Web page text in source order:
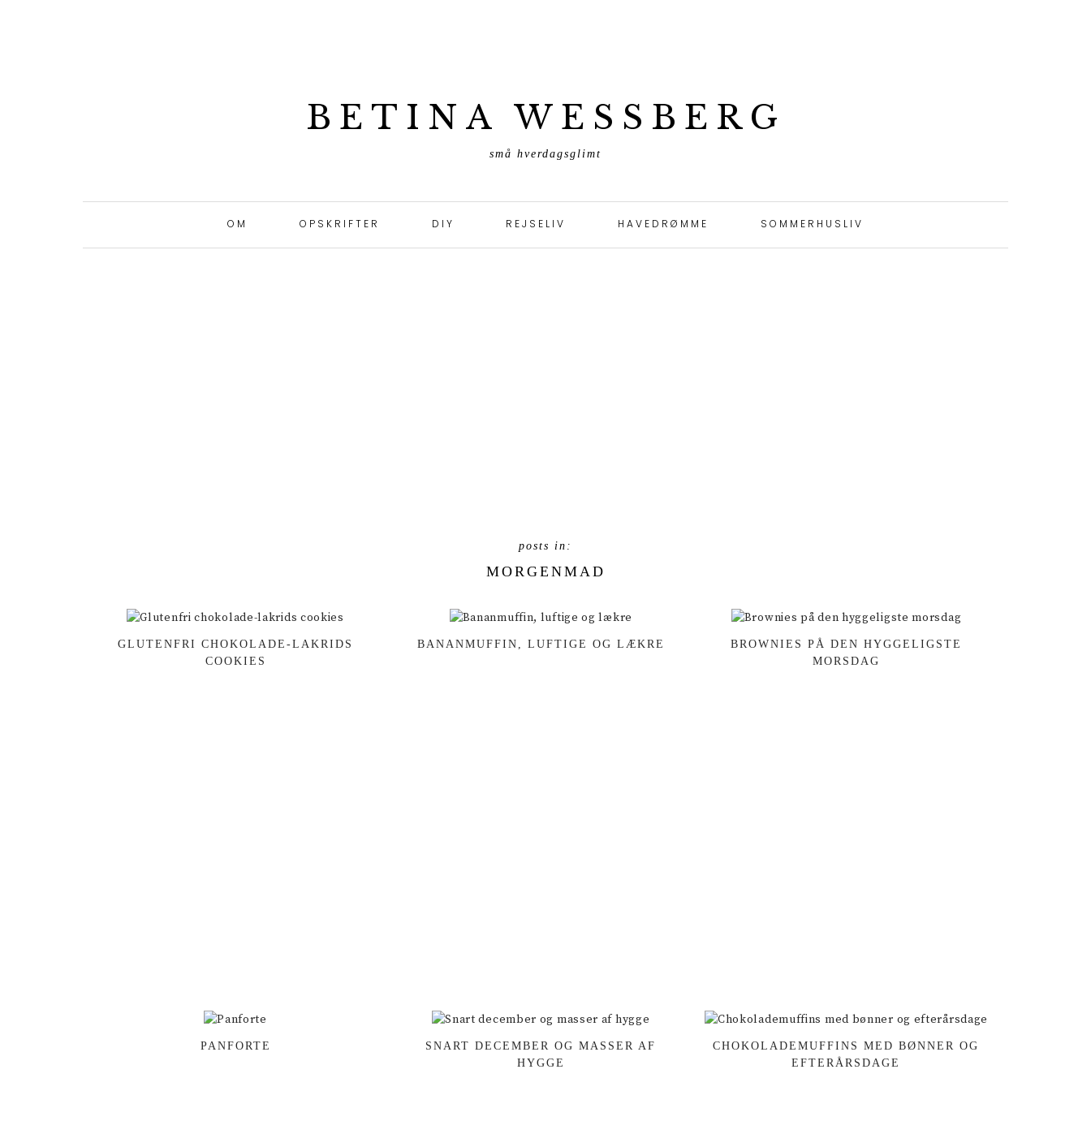
BETINA WESSBERG
små hverdagsglimt
OM OPSKRIFTER DIY REJSELIV HAVEDRØMME SOMMERHUSLIV
MORGENMAD
GLUTENFRI CHOKOLADE-LAKRIDS
COOKIES
BANANMUFFIN, LUFTIGE OG LÆKRE
BROWNIES PÅ DEN HYGGELIGSTE
MORSDAG
PANFORTE
SNART DECEMBER OG MASSER AF
HYGGE
CHOKOLADEMUFFINS MED BØNNER OG
EFTERÅRSDAGE